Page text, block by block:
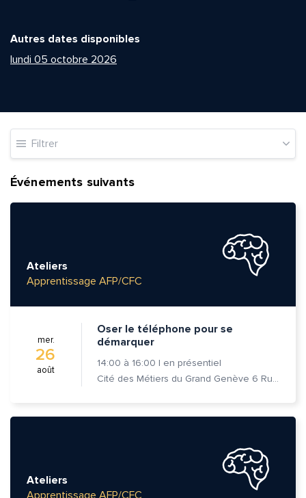
Autres dates disponibles
lundi 05 octobre 2026
Filtrer
Événements suivants
Ateliers
Apprentissage AFP/CFC
mer.
26
août
Oser le téléphone pour se
démarquer
14:00 à 16:00 | en présentiel
Cité des Métiers du Grand Genève 6 Rue Prévost-Martin 1205 Genève
Ateliers